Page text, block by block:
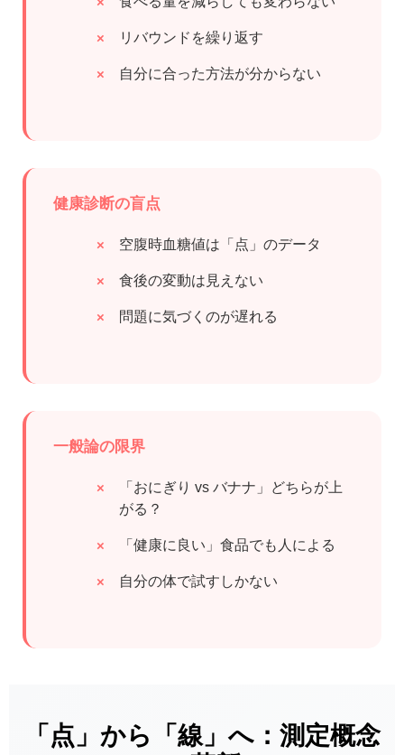
リバウンドを繰り返す
自分に合った方法が分からない
健康診断の盲点
空腹時血糖値は「点」のデータ
食後の変動は見えない
問題に気づくのが遅れる
一般論の限界
「おにぎり vs バナナ」どちらが上
がる？
「健康に良い」食品でも人による
自分の体で試すしかない
「点」から「線」へ：測定概念